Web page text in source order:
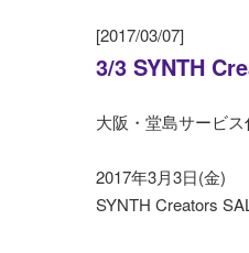
[2017/03/07]
3/3 SYNTH
大阪・堂島サービス
2017年3月3日(金)
SYNTH Creators